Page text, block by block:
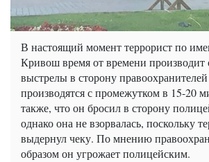
В настоящий момент террорист по
Кривош время от времени
выстрелы в сторону
производятся с промежутком в 15-20
также, что он бросил в сторону
однако она не взорвалась, поскольку
выдернул чеку. По мнению
образом он угрожает полицейским.